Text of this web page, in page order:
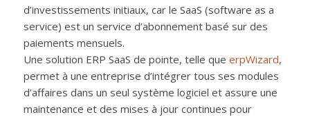
d’investissements initiaux, car le SaaS (software as a
service) est un service d’abonnement basé sur des
paiements mensuels.
Une solution ERP SaaS de pointe, telle que erpWizard,
permet à une entreprise d’intégrer tous ses modules
d’affaires dans un seul système logiciel et assure une
maintenance et des mises à jour continues pour